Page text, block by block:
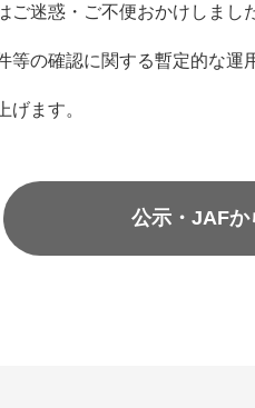
迷惑・ご不便おかけしまし
の確認に関する暫定的な
ます。
公示・JAFか